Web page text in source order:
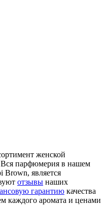
женской
парфюмерия в нашем
Brown, является
отзывы наших
гарантию качества
каждого аромата и ценами